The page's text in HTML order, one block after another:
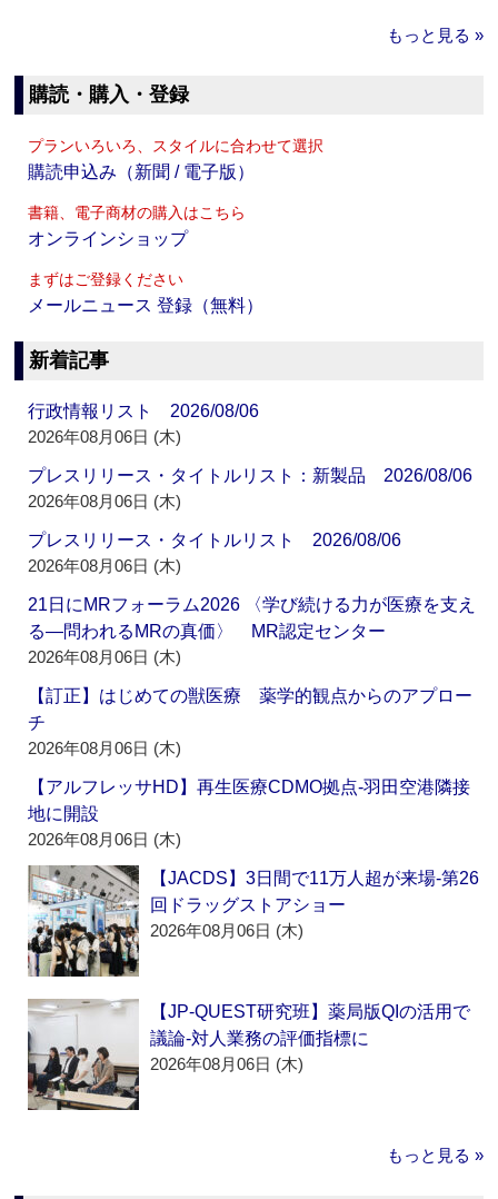
もっと見る »
購読・購入・登録
プランいろいろ、スタイルに合わせて選択
購読申込み（新聞 / 電子版）
書籍、電子商材の購入はこちら
オンラインショップ
まずはご登録ください
メールニュース 登録（無料）
新着記事
行政情報リスト 2026/08/06
2026年08月06日 (木)
プレスリリース・タイトルリスト：新製品 2026/08/06
2026年08月06日 (木)
プレスリリース・タイトルリスト 2026/08/06
2026年08月06日 (木)
21日にMRフォーラム2026 〈学び続ける力が医療を支え
る―問われるMRの真価〉 MR認定センター
2026年08月06日 (木)
【訂正】はじめての獣医療 薬学的観点からのアプロー
チ
2026年08月06日 (木)
【アルフレッサHD】再生医療CDMO拠点‐羽田空港隣接
地に開設
2026年08月06日 (木)
【JACDS】3日間で11万人超が来場‐第26
回ドラッグストアショー
2026年08月06日 (木)
【JP-QUEST研究班】薬局版QIの活用で
議論‐対人業務の評価指標に
2026年08月06日 (木)
もっと見る »